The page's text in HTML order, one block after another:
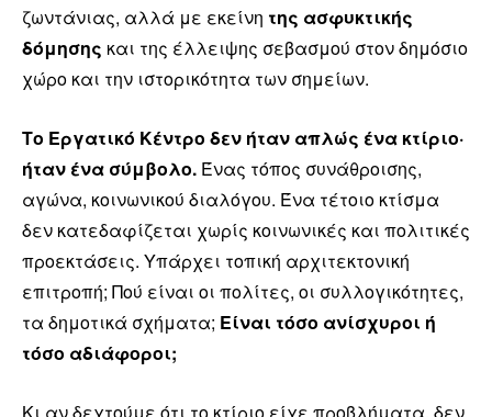
ζωντάνιας, αλλά με εκείνη της ασφυκτικής
δόμησης και της έλλειψης σεβασμού στον δημόσιο
χώρο και την ιστορικότητα των σημείων.
Το Εργατικό Κέντρο δεν ήταν απλώς ένα κτίριο·
ήταν ένα σύμβολο. Ένας τόπος συνάθροισης,
αγώνα, κοινωνικού διαλόγου. Ένα τέτοιο κτίσμα
δεν κατεδαφίζεται χωρίς κοινωνικές και πολιτικές
προεκτάσεις. Υπάρχει τοπική αρχιτεκτονική
επιτροπή; Πού είναι οι πολίτες, οι συλλογικότητες,
τα δημοτικά σχήματα; Είναι τόσο ανίσχυροι ή
τόσο αδιάφοροι;